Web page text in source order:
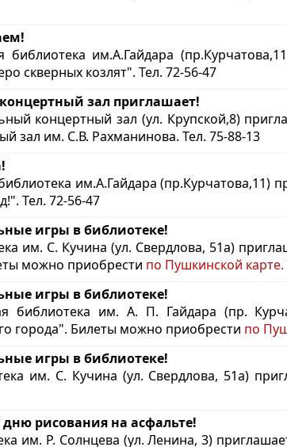
библиотека им.А.Гайдара
скверных козлят". Тел. 72-56-47
зал приглашает!
концертный зал (ул. Крупской,8)
зал им. С.В. Рахманинова. Тел. 75-88-13
им.А.Гайдара (пр.Курчатова,11)
Тел. 72-56-47
игры в библиотеке!
им. С. Кучина (ул. Свердлова, 51а)
можно приобрести по Пушкинской карте.
игры в библиотеке!
библиотека им. А. П. Гайдара (пр.
города". Билеты можно приобрести по
игры в библиотеке!
им. С. Кучина (ул. Свердлова, 51а)
рисования на асфальте!
им. Р. Солнцева (ул. Ленина, 3)